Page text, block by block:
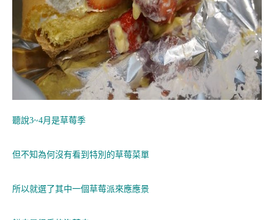
聽說3~4月是草莓季
但不知為何沒有看到特別的草莓菜單
所以就選了其中一個草莓派來應應景